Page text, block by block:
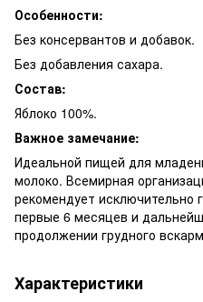
Особенности:
Без консервантов и добавок.
Без добавления сахара.
Состав:
Яблоко 100%.
Важное замечание:
Идеальной пищей для
молоко. Всемирная
рекомендует исключительно
первые 6 месяцев и
продолжении грудного
Характеристики